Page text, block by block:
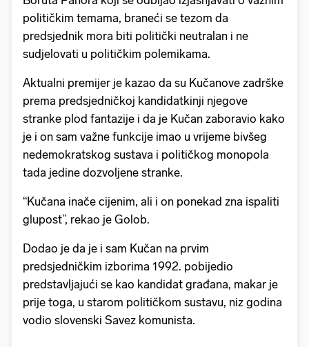
političkim temama, braneći se tezom da
predsjednik mora biti politički neutralan i ne
sudjelovati u političkim polemikama.
Aktualni premijer je kazao da su Kučanove zadrške
prema predsjedničkoj kandidatkinji njegove
stranke plod fantazije i da je Kučan zaboravio kako
je i on sam važne funkcije imao u vrijeme bivšeg
nedemokratskog sustava i političkog monopola
tada jedine dozvoljene stranke.
“Kučana inače cijenim, ali i on ponekad zna ispaliti
glupost”, rekao je Golob.
Dodao je da je i sam Kučan na prvim
predsjedničkim izborima 1992. pobijedio
predstavljajući se kao kandidat građana, makar je
prije toga, u starom političkom sustavu, niz godina
vodio slovenski Savez komunista.